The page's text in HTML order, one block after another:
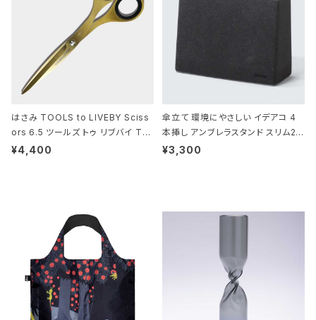
はさみ TOOLS to LIVEBY Sciss
ors 6.5 ツールズ トゥ リブバイ TL
010 シザーズ 6.5 ゴールド
¥4,400
傘立て 環境にやさしい イデアコ 4
本挿し アンブレラスタンド スリム2 i
deaco Umbrella Stand slim2 s
¥3,300